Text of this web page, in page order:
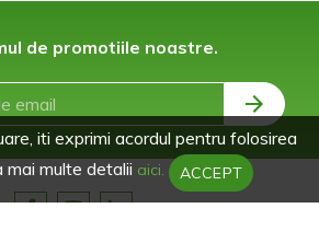
de promotiile noastre.
iti exprimi acordul pentru folosirea
multe detalii aici. ACCEPT